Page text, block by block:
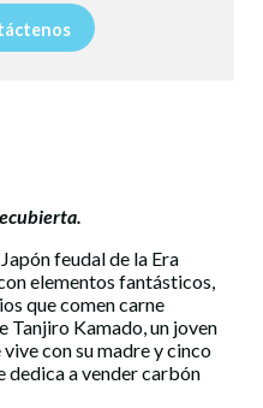
feudal de la Era
elementos fantásticos,
que comen carne
Tanjiro Kamado, un joven
con su madre y cinco
dedica a vender carbón